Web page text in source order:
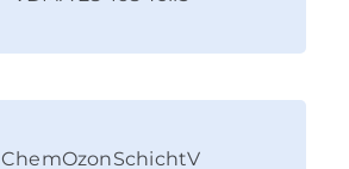
ChemOzonSchichtV